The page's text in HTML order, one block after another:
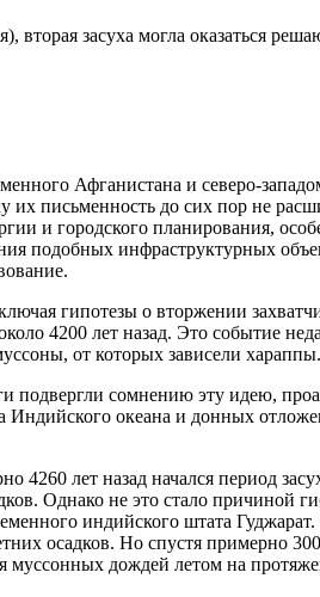
засуха могла оказаться
Афганистана и северо-
их письменность до сих пор не
и городского планирования,
подобных инфраструктурных
гипотезы о вторжении
4200 лет назад. Это событие
от которых зависели хараппы.
сомнению эту идею,
океана и донных
4260 лет назад начался период
Однако не это стало причиной
индийского штата
осадков. Но спустя примерно
муссонных дождей летом на